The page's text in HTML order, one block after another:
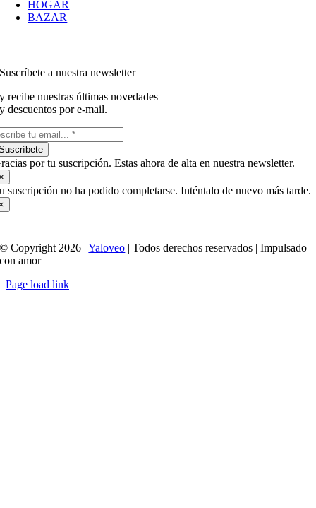
HOGAR
BAZAR
Suscríbete a nuestra newsletter
y recibe nuestras últimas novedades
y descuentos por e-mail.
por tu suscripción. Estas ahora de alta en nuestra newsletter.
suscripción no ha podido completarse. Inténtalo de nuevo más tarde.
© Copyright 2026 |Yaloveo | Todos derechos reservados | Impulsado
con amor
Page load link